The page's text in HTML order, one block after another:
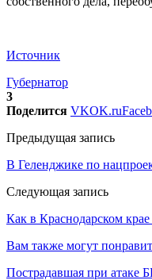
Источник
Губернатор
3
Поделится VKOK.ru
Предыдущая запись
В Геленджике по
Следующая запись
Как в Краснодарском
Вам также могут
Пострадавшая при атаке